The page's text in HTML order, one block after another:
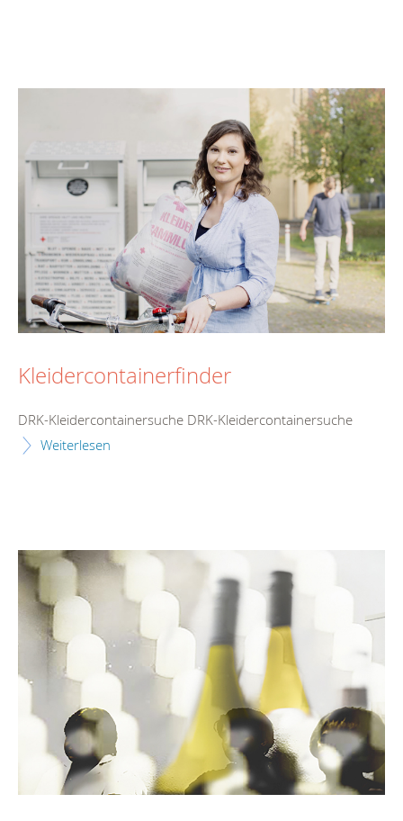
Kleidercontainerfinder
DRK-Kleidercontainersuche DRK-Kleidercontainersuche
Weiterlesen